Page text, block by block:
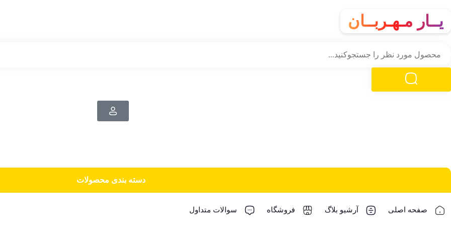
یــار مـهـربــان
دسته‌ بندی محصولات
صفحه اصلی آرشیو بلاگ فروشگاه سوالات متداول